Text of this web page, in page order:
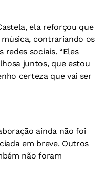
ela reforçou que
contrariando os
redes sociais. “Eles
juntos, que estou
certeza que vai ser
ainda não foi
em breve. Outros
não foram